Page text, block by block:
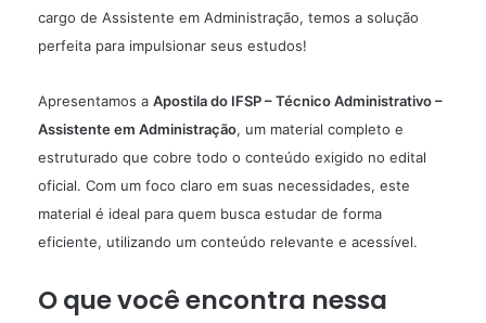
cargo de Assistente em Administração, temos a solução
perfeita para impulsionar seus estudos!
Apresentamos a Apostilado IFSP – Técnico Administrativo –
Assistente em Administração, um material completo e
estruturado que cobre todo o conteúdo exigido no edital
oficial. Com um foco claro em suas necessidades, este
material é ideal para quem busca estudar de forma
eficiente, utilizando um conteúdo relevante e acessível.
O que você encontra nessa